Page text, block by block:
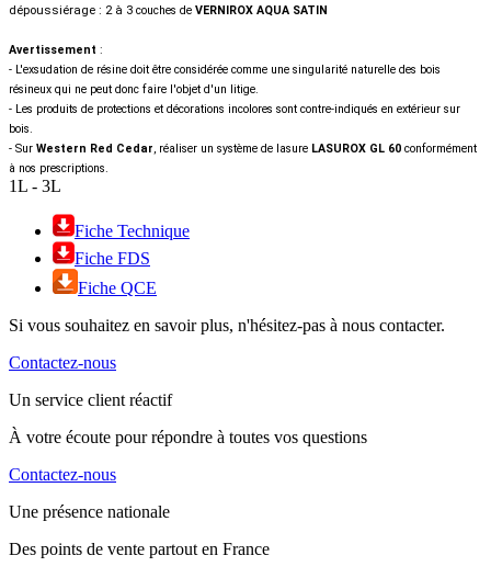
dépoussiérage : 2 à 3 couches de VERNIROX AQUA SATIN
Avertissement :
- L'exsudation de résine doit être considérée comme une singularité naturelle des bois
résineux qui ne peut donc faire l'objet d'un litige.
- Les produits de protections et décorations incolores sont contre-indiqués en extérieur sur
bois.
- Sur Western Red Cedar , réaliser un système de lasure LASUROX GL 60 conformément
à nos prescriptions.
1L - 3L
Fiche Technique
Fiche FDS
Fiche QCE
Si vous souhaitez en savoir plus, n'hésitez-pas à nous contacter.
Contactez-nous
Un service client réactif
À votre écoute pour répondre à toutes vos questions
Contactez-nous
Une présence nationale
Des points de vente partout en France